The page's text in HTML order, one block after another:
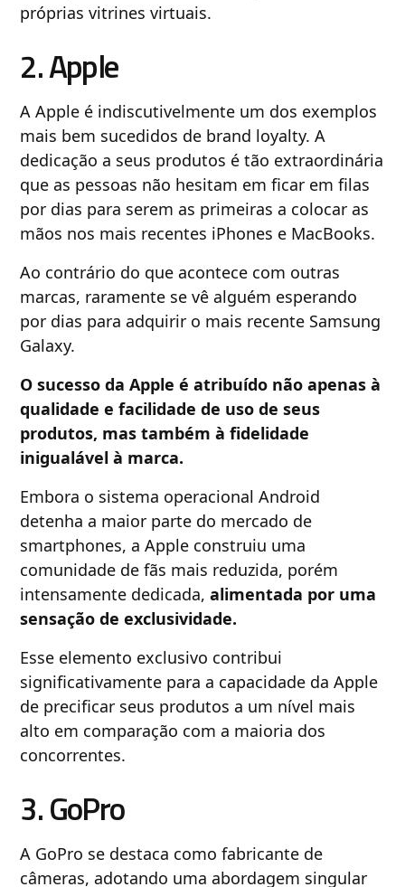
próprias vitrines virtuais.
2. Apple
A Apple é indiscutivelmente um dos exemplos
mais bem sucedidos de brand loyalty. A
dedicação a seus produtos é tão extraordinária
que as pessoas não hesitam em ficar em filas
por dias para serem as primeiras a colocar as
mãos nos mais recentes iPhones e MacBooks.
Ao contrário do que acontece com outras
marcas, raramente se vê alguém esperando
por dias para adquirir o mais recente Samsung
Galaxy.
O sucesso da Apple é atribuído não apenas à
qualidade e facilidade de uso de seus
produtos, mas também à fidelidade
inigualável à marca.
Embora o sistema operacional Android
detenha a maior parte do mercado de
smartphones, a Apple construiu uma
comunidade de fãs mais reduzida, porém
intensamente dedicada,alimentada por uma
sensação de exclusividade.
Esse elemento exclusivo contribui
significativamente para a capacidade da Apple
de precificar seus produtos a um nível mais
alto em comparação com a maioria dos
concorrentes.
3. GoPro
A GoPro se destaca como fabricante de
câmeras, adotando uma abordagem singular